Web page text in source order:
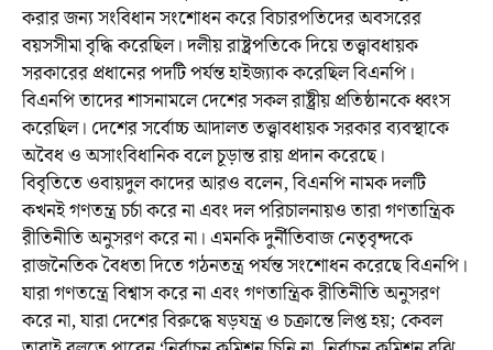
করার জন্য সংবিধান সংশোধন করে বিচারপতিদের অবসরের
বয়সসীমা বৃদ্ধি করেছিল। দলীয় রাষ্ট্রপতিকে দিয়ে তত্ত্বাবধায়ক
সরকারের প্রধানের পদটি পর্যন্ত হাইজ্যাক করেছিল বিএনপি।
বিএনপি তাদের শাসনামলে দেশের সকল রাষ্ট্রীয় প্রতিষ্ঠানকে ধ্বংস
করেছিল। দেশের সর্বোচ্চ আদালত তত্ত্বাবধায়ক সরকার ব্যবস্থাকে
অবৈধ ও অসাংবিধানিক বলে চূড়ান্ত রায় প্রদান করেছে।
বিবৃতিতে ওবায়দুল কাদের আরও বলেন, বিএনপি নামক দলটি
কখনই গণতন্ত্র চর্চা করে না এবং দল পরিচালনায়ও তারা গণতান্ত্রিক
রীতিনীতি অনুসরণ করে না। এমনকি দুর্নীতিবাজ নেতৃবৃন্দকে
রাজনৈতিক বৈধতা দিতে গঠনতন্ত্র পর্যন্ত সংশোধন করেছে বিএনপি।
যারা গণতন্ত্রে বিশ্বাস করে না এবং গণতান্ত্রিক রীতিনীতি অনুসরণ
করে না, যারা দেশের বিরুদ্ধে ষড়যন্ত্র ও চক্রান্তে লিপ্ত হয়; কেবল